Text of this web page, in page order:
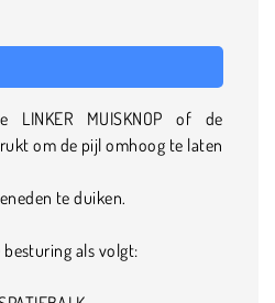
MUISKNOP of de
om de pijl omhoog te laten
te duiken.
als volgt: